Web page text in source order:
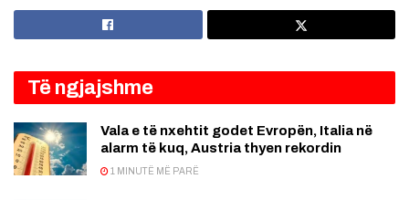
Të ngjajshme
Vala e të nxehtit godet Evropën, Italia në
alarm të kuq, Austria thyen rekordin
1 MINUTË MË PARË